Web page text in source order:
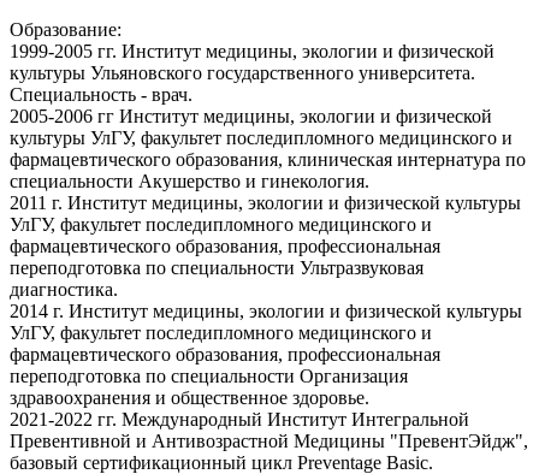
Образование:
1999-2005 гг. Институт медицины, экологии и физической
культуры Ульяновского государственного университета.
Специальность - врач.
2005-2006 гг Институт медицины, экологии и физической
культуры УлГУ, факультет последипломного медицинского и
фармацевтического образования, клиническая интернатура по
специальности Акушерство и гинекология.
2011 г. Институт медицины, экологии и физической культуры
УлГУ, факультет последипломного медицинского и
фармацевтического образования, профессиональная
переподготовка по специальности Ультразвуковая
диагностика.
2014 г. Институт медицины, экологии и физической культуры
УлГУ, факультет последипломного медицинского и
фармацевтического образования, профессиональная
переподготовка по специальности Организация
здравоохранения и общественное здоровье.
2021-2022 гг. Международный Институт Интегральной
Превентивной и Антивозрастной Медицины "ПревентЭйдж",
базовый сертификационный цикл Preventage Basic.